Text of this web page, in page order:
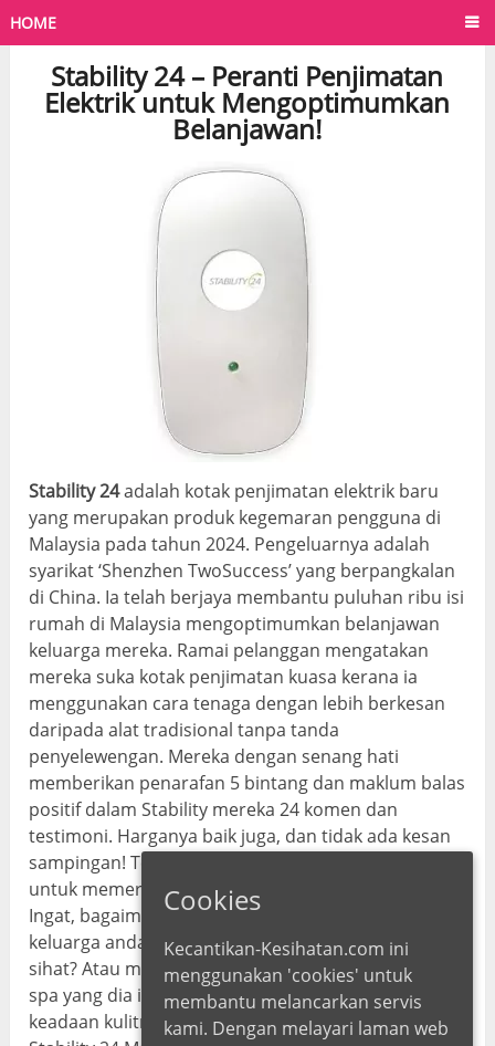
HOME
Stability 24 – Peranti Penjimatan
Elektrik untuk Mengoptimumkan
Belanjawan!
Stability 24adalah kotak penjimatan elektrik baru
yang merupakan produk kegemaran pengguna di
Malaysia pada tahun 2024. Pengeluarnya adalah
syarikat ‘Shenzhen TwoSuccess’ yang berpangkalan
di China. Ia telah berjaya membantu puluhan ribu isi
rumah di Malaysia mengoptimumkan belanjawan
keluarga mereka. Ramai pelanggan mengatakan
mereka suka kotak penjimatan kuasa kerana ia
menggunakan cara tenaga dengan lebih berkesan
daripada alat tradisional tanpa tanda
penyelewengan. Mereka dengan senang hati
memberikan penarafan 5 bintang dan maklum balas
positif dalam Stability mereka 24 komen dan
testimoni. Harganya baik juga, dan tidak ada kesan
sampingan! Terutamanya, jika anda memutuskan
untuk memerintahkannya melalui laman web rasmi.
Ingat, bagaimana anda sentiasa mahu membantu
keluarga anda menjalani gaya hidup yang lebih
sihat? Atau melayan isteri anda kepada prosedur
spa yang dia inginkan? Bantu dia memperbaiki
keadaan kulitnya? Dan coiffeur rambutnya? Dengan
Cookies
Kecantikan-Kesihatan.com ini
menggunakan 'cookies' untuk
membantu melancarkan servis
kami. Dengan melayari laman web